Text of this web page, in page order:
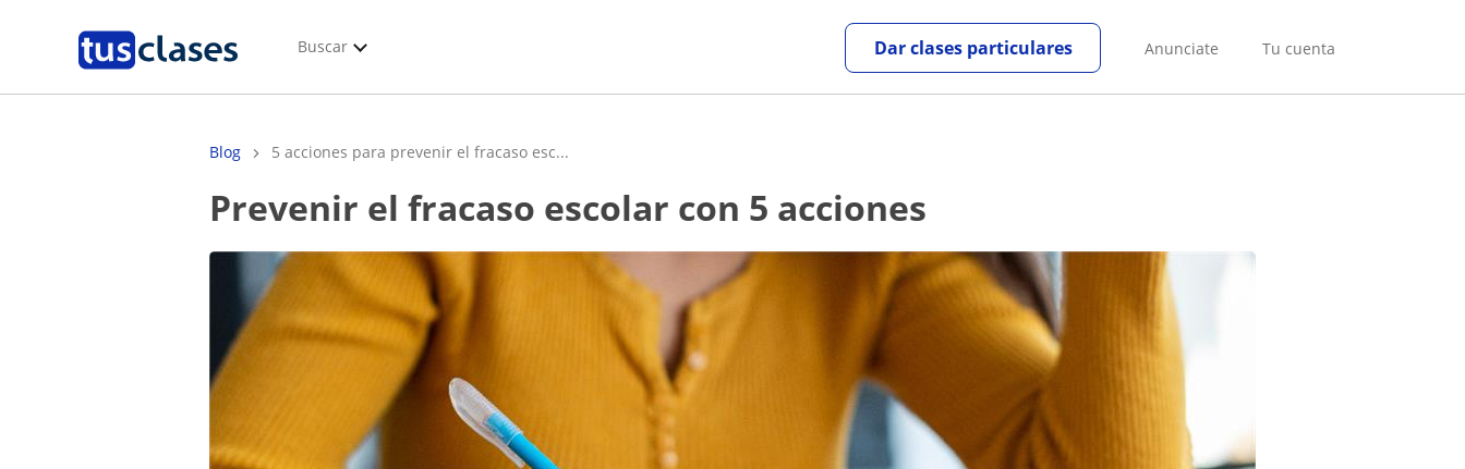
Buscar Anunciate Tu cuenta
Dar clases particulares
Blog 5 acciones para prevenir el fracaso esc...
Prevenir el fracaso escolar con 5 acciones